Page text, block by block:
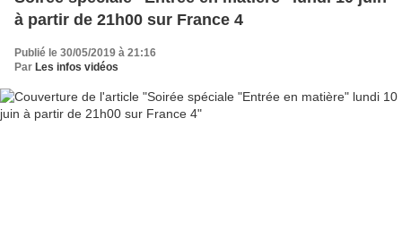
à partir de 21h00 sur France 4
Publié le 30/05/2019 à 21:16
Par Les infos vidéos